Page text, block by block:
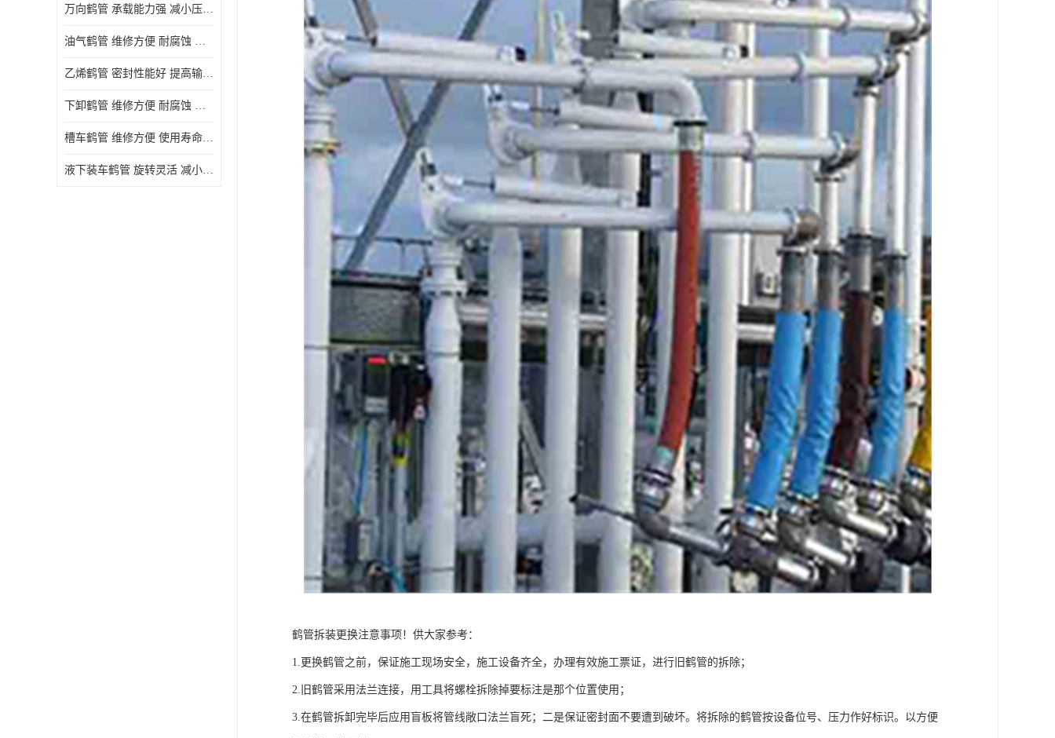
万向鹤管 承载能力强 减小压力损失
油气鹤管 维修方便 耐腐蚀 耐高温
乙烯鹤管 密封性能好 提高输送效率
下卸鹤管 维修方便 耐腐蚀 耐高温
槽车鹤管 维修方便 使用寿命较长
液下装车鹤管 旋转灵活 减小压力损失
鹤管拆装更换注意事项！供大家参考：
1.更换鹤管之前，保证施工现场安全，施工设备齐全，办理有效施工票证，进行旧鹤管的拆除；
2.旧鹤管采用法兰连接，用工具将螺栓拆除掉要标注是那个位置使用；
3.在鹤管拆卸完毕后应用盲板将管线敞口法兰盲死；二是保证密封面不要遭到破坏。将拆除的鹤管按设备位号、压力作好标识。以方便